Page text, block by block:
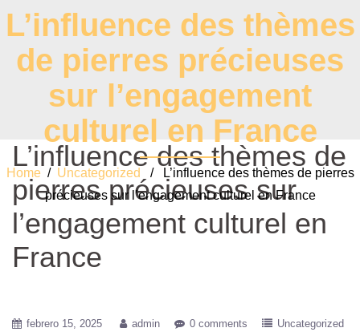
L’influence des thèmes
de pierres précieuses
sur l’engagement
culturel en France
Home/ Uncategorized / L’influence des thèmes de pierres
précieuses sur l’engagement culturel en France
L’influence des thèmes de
pierres précieuses sur
l’engagement culturel en
France
febrero 15, 2025 admin 0 comments Uncategorized